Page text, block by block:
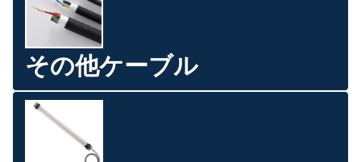
その他ケーブル